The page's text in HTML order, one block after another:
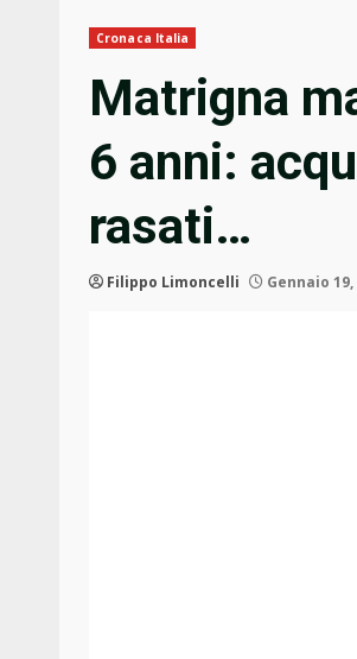
Cronaca Italia
Matrigna
6 anni:
rasati…
Filippo Limoncelli Gennaio 19,